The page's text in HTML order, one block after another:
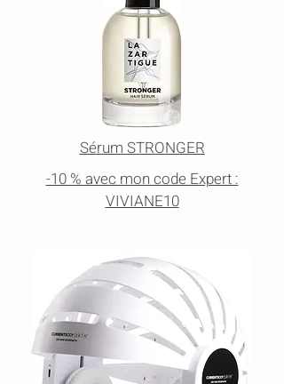
Sérum STRONGER
-10 % avec mon code Expert :
VIVIANE10